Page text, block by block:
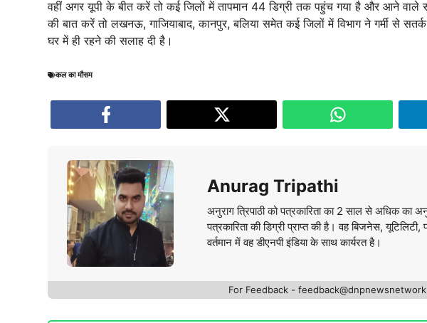
वहीं अगर यूपी के बीत करें तो कई जिलों में तापमान 44 डिग्री तक पहुंच गया है और आने
की बात करें तो लखनऊ, गाजियाबाद, कानपुर, बलिया समेत कई जिलों में विभाग ने गर्मी से
घर में ही रहने की सलाह दी है।
कल का मौसम
Anurag Tripathi
अनुराग त्रिपाठी को पत्रकारिता का 2 साल से अधिक का
पत्रकारिता की डिग्री प्राप्त की है। वह बिजनेस,
वर्तमान में वह डीएनपी इंडिया के साथ कार्यरत है।
For Feedback -